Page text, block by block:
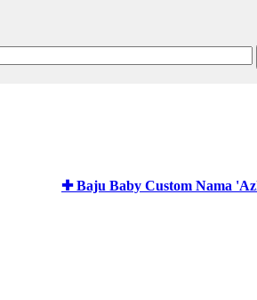
✚ Baju Baby Custom Nama